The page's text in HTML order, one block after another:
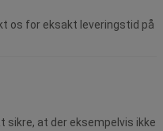
os for eksakt leveringstid på
sikre, at der eksempelvis ikke